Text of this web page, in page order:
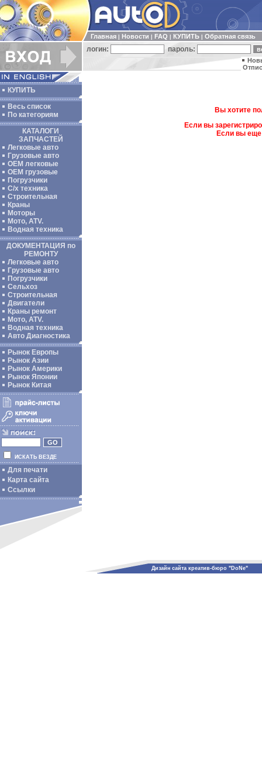
Главная Новости FAQ КУПИТЬ Обратная связь
логин: пароль:
КУПИТЬ
Весь список
По категориям
КАТАЛОГИ
ЗАПЧАСТЕЙ
Легковые авто
Грузовые авто
ОЕМ легковые
OEM грузовые
Погрузчики
С/х техника
Строительная
Краны
Моторы
Мото, ATV.
Водная техника
ДОКУМЕНТАЦИЯ по
РЕМОНТУ
Легковые авто
Грузовые авто
Погрузчики
Сельхоз
Строительная
Двигатели
Краны ремонт
Мото, ATV.
Водная техника
Авто Диагностика
Рынок Европы
Рынок Азии
Рынок Америки
Рынок Японии
Рынок Китая
ИСКАТЬ ВЕЗДЕ
Для печати
Карта сайта
Ссылки
Вы хотите
Если вы
Если вы еще
Дизайн сайта креатив-бюро "DoNe"